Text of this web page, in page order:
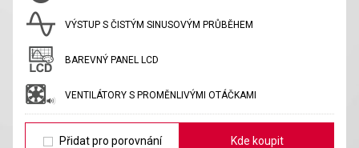
VÝSTUP S ČISTÝM SINUSOVÝM PRŮBĚHEM
BAREVNÝ PANEL LCD
VENTILÁTORY S PROMĚNLIVÝMI OTÁČKAMI
Přidat pro porovnání Kde koupit